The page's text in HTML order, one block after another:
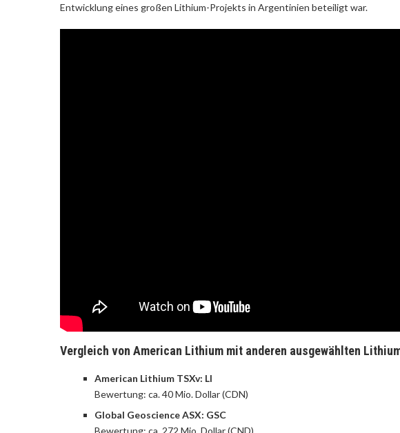
Entwicklung eines großen Lithium-Projekts in Argentinien beteiligt war.
Vergleich von American Lithium mit anderen ausgewählten
American Lithium TSXv: LI
Bewertung: ca. 40 Mio. Dollar (CDN)
Global Geoscience ASX: GSC